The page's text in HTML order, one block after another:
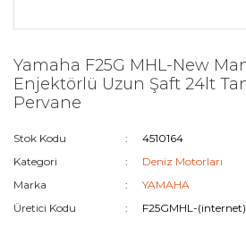
Yamaha F25G MHL-New
Enjektörlü Uzun Şaft 24lt
Pervane
Stok Kodu
4510164
Kategori
Deniz Motorları
Marka
YAMAHA
Üretici Kodu
F25GMHL-(internet)